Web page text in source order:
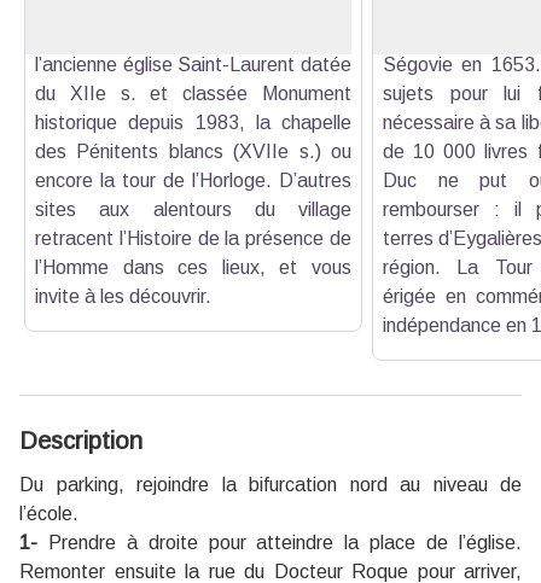
l’ancienne église Saint-Laurent datée
du XIIe s. et classée Monument
historique depuis 1983, la chapelle
des Pénitents blancs (XVIIe s.) ou
encore la tour de l’Horloge. D’autres
sites aux alentours du village
retracent l’Histoire de la présence de
l’Homme dans ces lieux, et vous
invite à les découvrir.
Ségovie en
sujets pour lui
nécessaire à sa
de 10 000 livres
Duc ne put
rembourser : il
terres
région. La
érigée en
indépendance en
Description
Du parking, rejoindre la bifurcation nord au niveau de
l’école.
1- Prendre à droite pour atteindre la place de l’église.
Remonter ensuite la rue du Docteur Roque pour arriver,